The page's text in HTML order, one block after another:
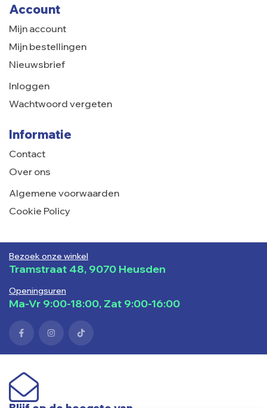
Bezoek onze winkel
Tramstraat 48, 9070 Heusden
Openingsuren
Ma-Vr 9:00-18:00, Zat 9:00-16:00
Account
Mijn account
Mijn bestellingen
Nieuwsbrief
Inloggen
Wachtwoord vergeten
Informatie
Contact
Over ons
Algemene voorwaarden
Cookie Policy